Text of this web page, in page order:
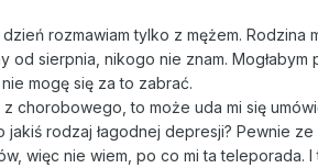
rozmawiam tylko z mężem. Rodzina
od sierpnia, nikogo nie znam. Mogłabym
mogę się za to zabrać.
chorobowego, to może uda mi się
rodzaj łagodnej depresji? Pewnie
więc nie wiem, po co mi ta teleporada. I